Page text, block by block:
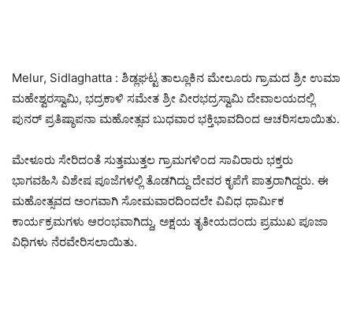
Melur, Sidlaghatta : ಶಿಡ್ಲಘಟ್ಟ ತಾಲ್ಲೂಕಿನ ಮೇಲೂರು ಗ್ರಾಮದ ಶ್ರೀ ಉಮಾ
ಮಹೇಶ್ವರಸ್ವಾಮಿ, ಭದ್ರಕಾಳಿ ಸಮೇತ ಶ್ರೀ ವೀರಭದ್ರಸ್ವಾಮಿ ದೇವಾಲಯದಲ್ಲಿ
ಪುನರ್ ಪ್ರತಿಷ್ಠಾಪನಾ ಮಹೋತ್ಸವ ಬುಧವಾರ ಭಕ್ತಿಭಾವದಿಂದ ಆಚರಿಸಲಾಯಿತು.
ಮೇಳೂರು ಸೇರಿದಂತೆ ಸುತ್ತಮುತ್ತಲ ಗ್ರಾಮಗಳಿಂದ ಸಾವಿರಾರು ಭಕ್ತರು
ಭಾಗವಹಿಸಿ ವಿಶೇಷ ಪೂಜೆಗಳಲ್ಲಿ ತೊಡಗಿದ್ದು ದೇವರ ಕೃಪೆಗೆ ಪಾತ್ರರಾಗಿದ್ದರು. ಈ
ಮಹೋತ್ಸವದ ಅಂಗವಾಗಿ ಸೋಮವಾರದಿಂದಲೇ ವಿವಿಧ ಧಾರ್ಮಿಕ
ಕಾರ್ಯಕ್ರಮಗಳು ಆರಂಭವಾಗಿದ್ದು, ಅಕ್ಷಯ ತೃತೀಯದಂದು ಪ್ರಮುಖ ಪೂಜಾ
ವಿಧಿಗಳು ನೆರವೇರಿಸಲಾಯಿತು.